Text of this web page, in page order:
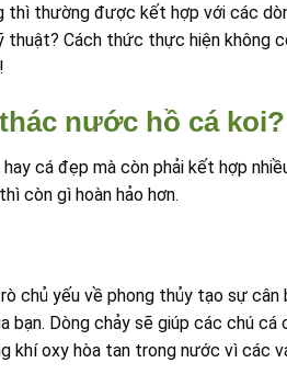
thì thường được kết hợp với các
thuật? Cách thức thực hiện không
nước hồ cá koi?
cá đẹp mà còn phải kết hợp
còn gì hoàn hảo hơn.
chủ yếu về phong thủy tạo sự
bạn. Dòng chảy sẽ giúp các chú
khí oxy hòa tan trong nước vì các